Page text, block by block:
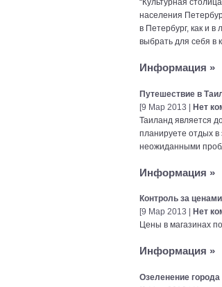
“Культурная
населения
в Петербург, как и в
выбрать для себя в
Информация »
Путешествие в
[9 Мар 2013 | Нет
Таиланд является
планируете отдых в
неожиданными
Информация »
Контроль за
[9 Мар 2013 |
Нет
Цены в магазинах
Информация »
Озеленение города